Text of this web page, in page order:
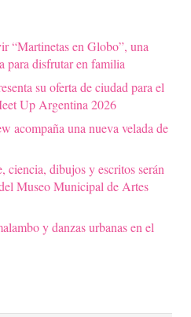
“Martinetas en Globo”, una
para disfrutar en familia
su oferta de ciudad para el
Up Argentina 2026
acompaña una nueva velada de
ciencia, dibujos y escritos serán
Museo Municipal de Artes
y danzas urbanas en el